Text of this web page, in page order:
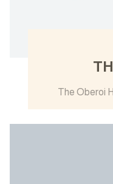
The Oberoi